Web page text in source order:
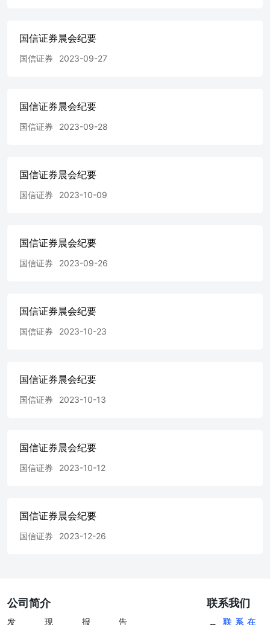
源：Wind、国信证券经济研究所整理 主要市场指数01月09
日 收盘指数 涨跌幅% 道琼斯 33597.92 0 纳斯达克 10961.46
-0.48 S&P500 3801.78 -0.44 法国CAC40 6000.24 -0.72 德国
8322.51 -1.16 汇率01月09日 收盘指数/价 涨跌幅% 欧元兑美
元 1.09 0.08 美元兑人民币 7.15 0.2 美元兑港币 7.8 -0.06 美
良好 利亚德(300296.SZ)深度报告:LED显示龙头企业，
工程专题研究-高频订单成交数据蕴含的Alpha信息 中国铁
5787.03100.002024-01-08 祖名股份6952.50100.002024-01-08
华安鑫创2564.24100.002024-01-08 新亚电子
7867.0196.342024-01-08 江天化学3010.00100.002024-01-08
料价格连续两旬回升指向经济延续回暖态势。本周国信高频
水平，国内经济回暖态势或并未改变。此外，国信编制的国
观扩散指数A为-0.1，指数B录得106.4，指数C录得-0.9%
PTA产量较上周上行，本周国内消费景气变化不大；投资相
综合指数较上周上行，国内房地产领域景气变化不大。 周
度价格高频跟踪方面： （1）本周食品、非食品价格均上
（2）12月上旬国内流通领域的生产资料价格小幅下跌，中
暖，后续国内流通领域生产资料价格或延续企稳回升态势。
募EB每周跟踪 我们定期梳理从公开渠道可获得的最新的可
交换私募债（私募EB）项目情况，对私募可交换债项目做
国信证券晨会纪要
国信证券 2023-09-27
国信证券晨会纪要
国信证券 2023-09-28
国信证券晨会纪要
国信证券 2023-10-09
国信证券晨会纪要
国信证券 2023-09-26
国信证券晨会纪要
国信证券 2023-10-23
国信证券晨会纪要
国信证券 2023-10-13
国信证券晨会纪要
国信证券 2023-10-12
国信证券晨会纪要
国信证券 2023-12-26
公司简介
发现报告
联系我们
联系在